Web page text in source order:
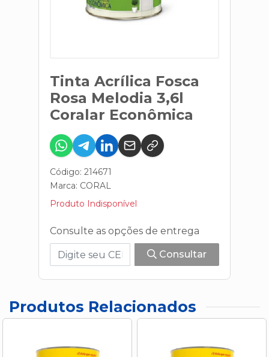
Tinta Acrílica Fosca
Rosa Melodia 3,6l
Coralar Econômica
Código: 214671
Marca: CORAL
Produto Indisponível
Consulte as opções de entrega
Consultar
Produtos Relacionados